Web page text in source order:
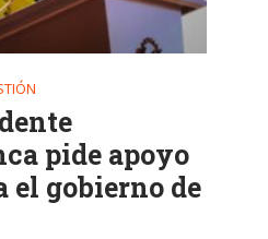
pide apoyo
el gobierno de